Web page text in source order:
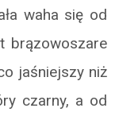
waha się od
brązowoszare
jaśniejszy niż
czarny, a od